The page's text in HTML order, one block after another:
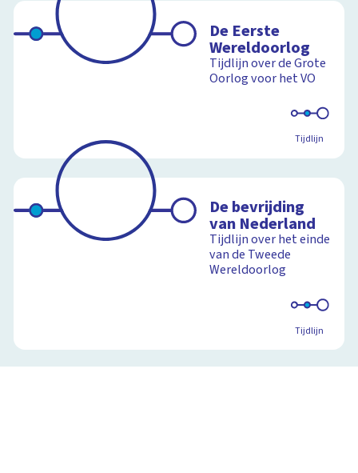
De Eerste
Wereldoorlog
Tijdlijn over de Grote
Oorlog voor het VO
Tijdlijn
De bevrijding
van Nederland
Tijdlijn over het einde
van de Tweede
Wereldoorlog
Tijdlijn